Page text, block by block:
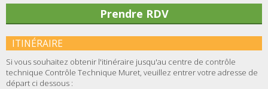
Prendre RDV
ITINÉRAIRE
Si vous souhaitez obtenir l'itinéraire jusqu'au centre de contrôle
technique Contrôle Technique Muret, veuillez entrer votre adresse de
départ ci dessous :